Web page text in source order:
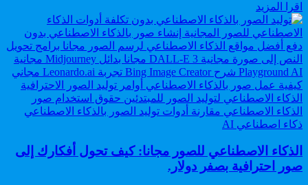
كادت
أن
تدمر
الشركات
(وكيف
تتجنبها)
اقرا المزيد
الذكاء
الاصطناعي:
7
كوارث
حقيقية
كادت
أن
تدمر
الشركات
تتجنبها)
Posted
ذكاء اصطناعي AI
الذكاء الاصطناعي للصور مجانا: كيف تحول أفكارك إلى
صور احترافية بصفر دولار.